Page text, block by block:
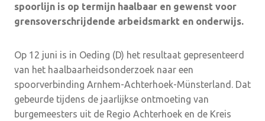
spoorlijn is op termijn haalbaar en gewenst voor
grensoverschrijdende arbeidsmarkt en onderwijs.
Op 12 juni is in Oeding (D) het resultaat gepresenteerd
van het haalbaarheidsonderzoek naar een
spoorverbinding Arnhem-Achterhoek-Münsterland. Dat
gebeurde tijdens de jaarlijkse ontmoeting van
burgemeesters uit de Regio Achterhoek en de Kreis